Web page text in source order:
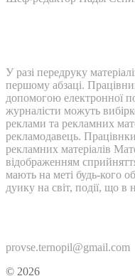
У разі передруку
першому абзаці.
допомогою електронної
журналісти можуть
реклами та рекламних
рекламодавець.
рекламних матеріалів
відображенням
мають на меті будь-кого
дуику на світ, події, що в
provse.ternopil@gmail.com
© 2026